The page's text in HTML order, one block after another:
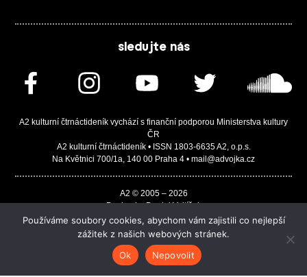
sledujte nás
A2 kulturní čtrnáctideník vychází s finanční podporou Ministerstva kultury
ČR
A2 kulturní čtrnáctideník • ISSN 1803-6635 A2, o.p.s.
Na Květnici 700/1a, 140 00 Praha 4 • mail@advojka.cz
A2 © 2005 – 2026
Design by Daniel Vojtíšek
Built by JASA-IT & ChSoft
Používáme soubory cookies, abychom vám zajistili co nejlepší
zážitek z našich webových stránek.
Ok
Nepovolit